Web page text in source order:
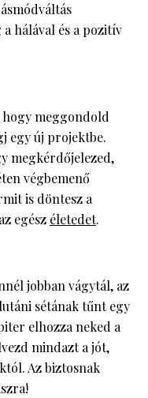
hálával és a pozitív
meggondold
egy új projektbe.
megkérdőjelezed,
végbemenő
is döntesz a
egész életedet.
jobban vágytál, az
sétának tűnt egy
elhozza neked a
mindazt a jót,
Az biztosnak